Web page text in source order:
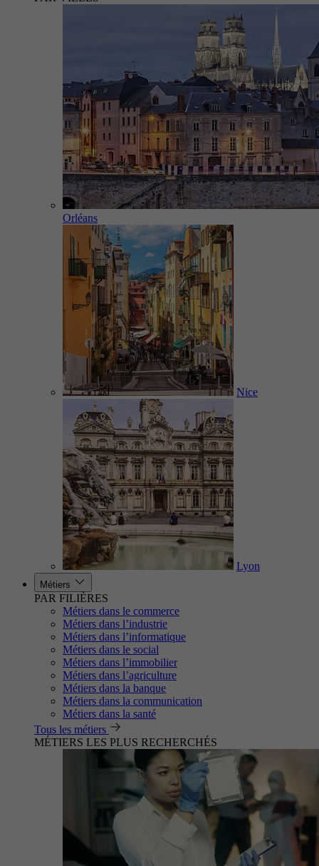
Orléans
Nice
Lyon
Métiers
PAR FILIÈRES
Métiers dans le commerce
Métiers dans l’industrie
Métiers dans l’informatique
Métiers dans le social
Métiers dans l’immobilier
Métiers dans l’agriculture
Métiers dans la banque
Métiers dans la communication
Métiers dans la santé
Tous les métiers
MÉTIERS LES PLUS RECHERCHÉS